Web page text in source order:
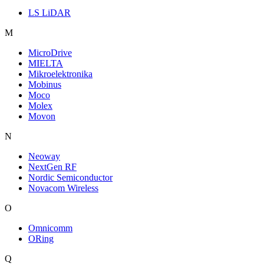
LS LiDAR
M
MicroDrive
MIELTA
Mikroelektronika
Mobinus
Moco
Molex
Movon
N
Neoway
NextGen RF
Nordic Semiconductor
Novacom Wireless
O
Omnicomm
ORing
Q